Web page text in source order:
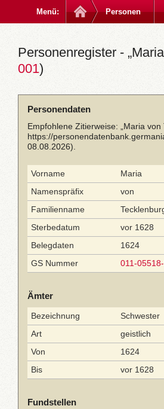
Menü: Personen
Personenregister -
001)
Personendaten
Empfohlene Zitierweise: „Maria
https://
08.08.2026).
Vorname
Maria
Namenspräfix
von
Familienname
Sterbedatum
vor 1628
Belegdaten
1624
GS Nummer
011-
Ämter
Bezeichnung
Schwester
Art
geistlich
Von
1624
Bis
vor 1628
Fundstellen